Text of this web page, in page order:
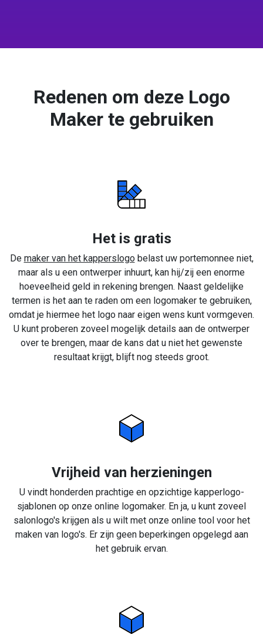
Redenen om deze Logo
Maker te gebruiken
Het is gratis
De maker van het kapperslogobelast uw portemonnee niet,
maar als u een ontwerper inhuurt, kan hij/zij een enorme
hoeveelheid geld in rekening brengen. Naast geldelijke
termen is het aan te raden om een logomaker te gebruiken,
omdat je hiermee het logo naar eigen wens kunt vormgeven.
U kunt proberen zoveel mogelijk details aan de ontwerper
over te brengen, maar de kans dat u niet het gewenste
resultaat krijgt, blijft nog steeds groot.
Vrijheid van herzieningen
U vindt honderden prachtige en opzichtige kapperlogo-
sjablonen op onze online logomaker. En ja, u kunt zoveel
salonlogo's krijgen als u wilt met onze online tool voor het
maken van logo's. Er zijn geen beperkingen opgelegd aan
het gebruik ervan.